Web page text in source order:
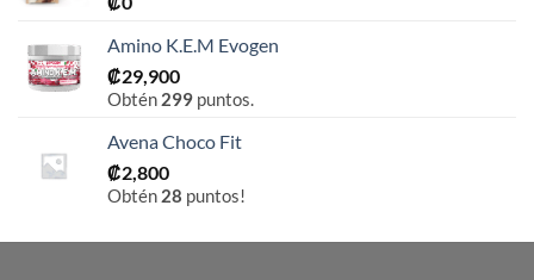
Amino K.E.M Evogen
₡29,900
Obtén 299 puntos.
Avena Choco Fit
₡2,800
Obtén 28 puntos!